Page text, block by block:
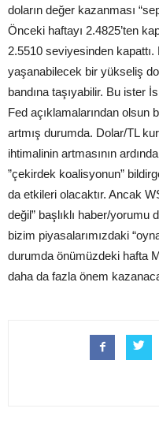
doların değer kazanması
Önceki haftayı 2.4825’ten
2.5510 seviyesinden
yaşanabilecek bir yükseliş
bandına taşıyabilir. Bu ister
Fed açıklamalarından olsun
artmış durumda. Dolar/TL
ihtimalinin artmasının
”çekirdek koalisyonun”
da etkileri olacaktır. Ancak
değil” başlıklı haber/yorumu
bizim piyasalarımızdaki
durumda önümüzdeki hafta
daha da fazla önem